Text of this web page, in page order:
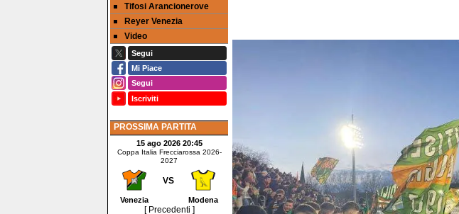
Tifosi Arancionerove
Reyer Venezia
Video
Segui
Mi Piace
Segui
Iscriviti
PROSSIMA PARTITA
15 ago 2026 20:45
Coppa Italia Frecciarossa 2026-
2027
VS
Venezia Modena
[ Precedenti ]